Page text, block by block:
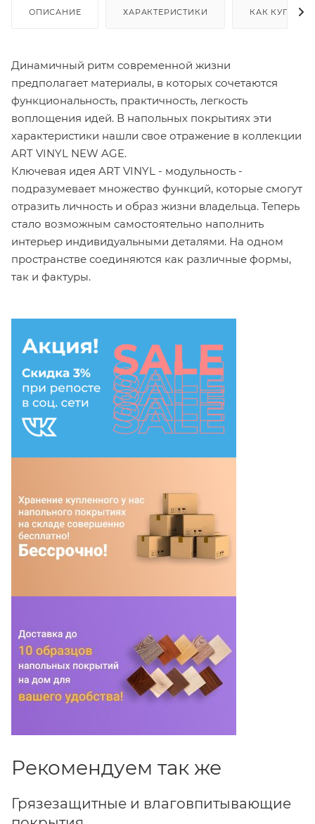
ОПИСАНИЕ ХАРАКТЕРИСТИКИ КАК КУПИТЬ
Динамичный ритм современной жизни
предполагает материалы, в которых сочетаются
функциональность, практичность, легкость
воплощения идей. В напольных покрытиях эти
характеристики нашли свое отражение в коллекции
ART VINYL NEW AGE.
Ключевая идея ART VINYL - модульность -
подразумевает множество функций, которые смогут
отразить личность и образ жизни владельца. Теперь
стало возможным самостоятельно наполнить
интерьер индивидуальными деталями. На одном
пространстве соединяются как различные формы,
так и фактуры.
Рекомендуем так же
Грязезащитные и влаговпитывающие